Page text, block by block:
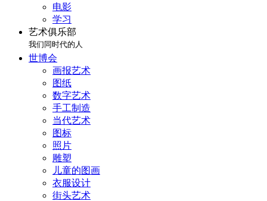
电影
学习
艺术俱乐部
我们同时代的人
世博会
画报艺术
图纸
数字艺术
手工制造
当代艺术
图标
照片
雕塑
儿童的图画
衣服设计
街头艺术